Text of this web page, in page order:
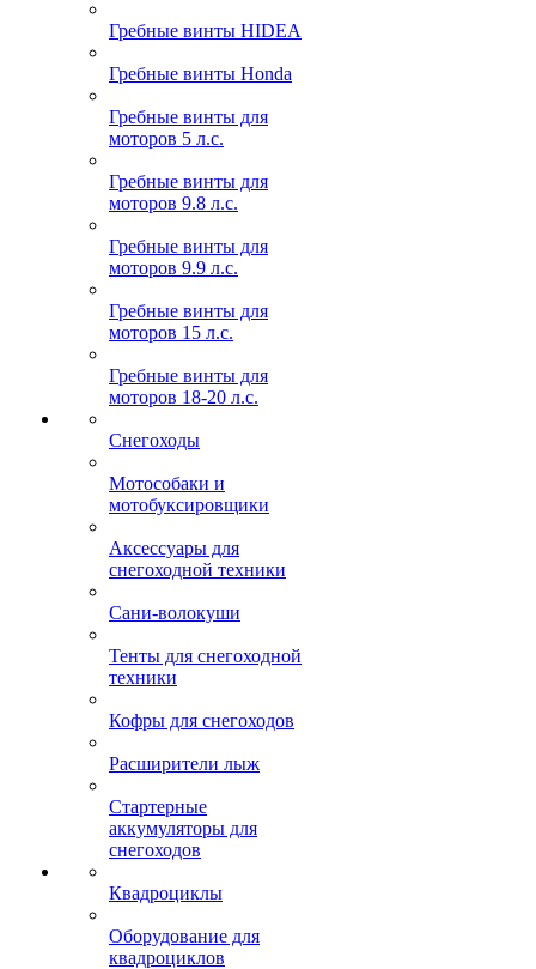
Гребные винты HIDEA
Гребные винты Honda
Гребные винты для
моторов 5 л.с.
Гребные винты для
моторов 9.8 л.с.
Гребные винты для
моторов 9.9 л.с.
Гребные винты для
моторов 15 л.с.
Гребные винты для
моторов 18-20 л.с.
Снегоходы
Мотособаки и
мотобуксировщики
Аксессуары для
снегоходной техники
Сани-волокуши
Тенты для снегоходной
техники
Кофры для снегоходов
Расширители лыж
Стартерные
аккумуляторы для
снегоходов
Квадроциклы
Оборудование для
квадроциклов